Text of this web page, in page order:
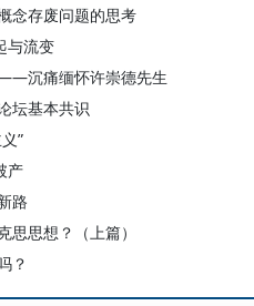
念存废问题的思考
与流变
沉痛缅怀许崇德先生
坛基本共识
”
产
路
思想？（上篇）
？